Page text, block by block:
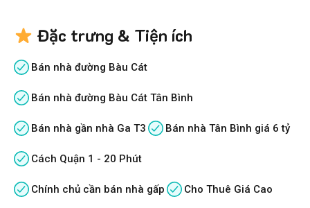
Đặc trưng & Tiện ích
Bán nhà đường Bàu Cát
Bán nhà đường Bàu Cát Tân Bình
Bán nhà gần nhà Ga T3 Bán nhà Tân Bình giá 6 tỷ
Cách Quận 1 - 20 Phút
Chính chủ cần bán nhà gấp Cho Thuê Giá Cao